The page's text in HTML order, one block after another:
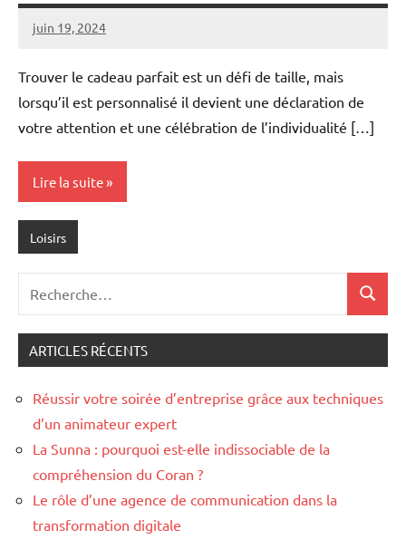
juin 19, 2024
Maria
Trouver le cadeau parfait est un défi de taille, mais
lorsqu’il est personnalisé il devient une déclaration de
votre attention et une célébration de l’individualité […]
Lire la suite
Loisirs
:
ARTICLES RÉCENTS
Réussir votre soirée d’entreprise grâce aux techniques
d’un animateur expert
La Sunna : pourquoi est-elle indissociable de la
compréhension du Coran ?
Le rôle d’une agence de communication dans la
transformation digitale